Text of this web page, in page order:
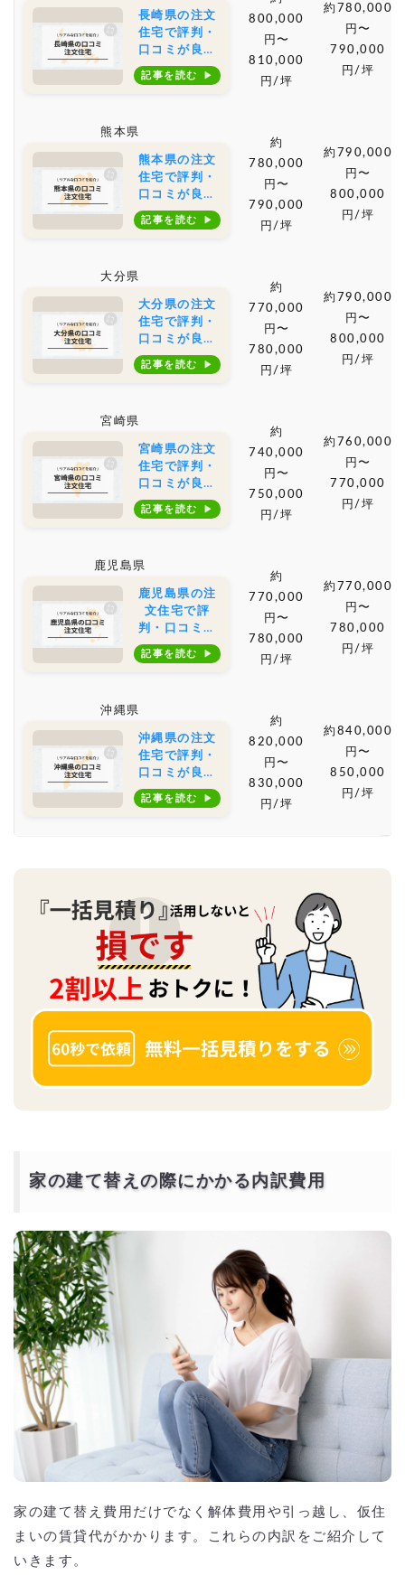
長崎県の注文
住宅で評判・
口コミが良い
おすすめの建
築会社・工務
相場もご紹介
記事を読む
800,000
円〜
810,000
円/坪
約780,000
円〜
790,000
円/坪
熊本県
熊本県の注文
住宅で評判・
口コミが良い
おすすめの建
築会社・工務
相場もご紹介
記事を読む
約
780,000
円〜
790,000
円/坪
約790,000
円〜
800,000
円/坪
大分県
大分県の注文
住宅で評判・
口コミが良い
おすすめの建
築会社・工務
相場もご紹介
記事を読む
約
770,000
円〜
780,000
円/坪
約790,000
円〜
800,000
円/坪
宮崎県
宮崎県の注文
住宅で評判・
口コミが良い
おすすめの建
築会社・工務
相場もご紹介
記事を読む
約
740,000
円〜
750,000
円/坪
約760,000
円〜
770,000
円/坪
鹿児島県
鹿児島県の注
文住宅で評
判・口コミが
良いおすすめ
の建築会社・
入の相場もご
紹介
記事を読む
約
770,000
円〜
780,000
円/坪
約770,000
円〜
780,000
円/坪
沖縄県
沖縄県の注文
住宅で評判・
口コミが良い
おすすめの建
築会社・工務
記事を読む
約
820,000
円〜
830,000
円/坪
約840,000
円〜
850,000
円/坪
家の建て替えの際にかかる内訳費用
家の建て替え費用だけでなく解体費用や引っ越し、仮住
まいの賃貸代がかかります。これらの内訳をご紹介して
いきます。